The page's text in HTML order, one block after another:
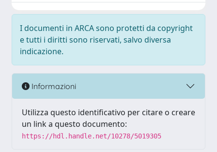
I documenti in ARCA sono protetti da copyright
e tutti i diritti sono riservati, salvo diversa
indicazione.
Informazioni
Utilizza questo identificativo per citare o creare
un link a questo documento:
https://hdl.handle.net/10278/5019305